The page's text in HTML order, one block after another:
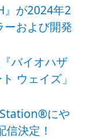
』が2024年2
ーおよび開発
バイオハザ
ウェイズ」
にや
決定！